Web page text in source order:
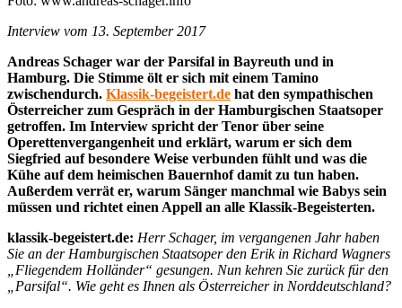
Interview vom 13. September 2017
Andreas Schager war der Parsifal in Bayreuth und in
Hamburg. Die Stimme ölt er sich mit einem Tamino
zwischendurch. Klassik-begeistert.de hat den sympathischen
Österreicher zum Gespräch in der Hamburgischen Staatsoper
getroffen. Im Interview spricht der Tenor über seine
Operettenvergangenheit und erklärt, warum er sich dem
Siegfried auf besondere Weise verbunden fühlt und was die
Kühe auf dem heimischen Bauernhof damit zu tun haben.
Außerdem verrät er, warum Sänger manchmal wie Babys sein
müssen und richtet einen Appell an alle Klassik-Begeisterten.
klassik-begeistert.de: Herr Schager, im vergangenen Jahr haben
Sie an der Hamburgischen Staatsoper den Erik in Richard Wagners
„Fliegendem Holländer“ gesungen. Nun kehren Sie zurück für den
„Parsifal“. Wie geht es Ihnen als Österreicher in Norddeutschland?